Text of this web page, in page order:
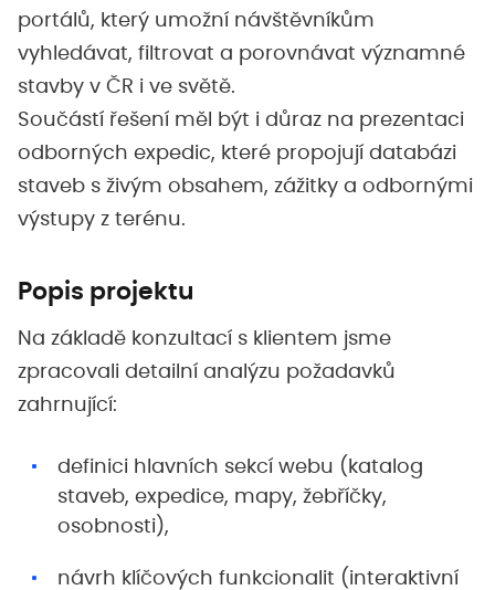
portálů, který umožní návštěvníkům
vyhledávat, filtrovat a porovnávat významné
stavby v ČR i ve světě.
Součástí řešení měl být i důraz na prezentaci
odborných expedic, které propojují databázi
staveb s živým obsahem, zážitky a odbornými
výstupy z terénu.
Popis projektu
Na základě konzultací s klientem jsme
zpracovali detailní analýzu požadavků
zahrnující:
definici hlavních sekcí webu (katalog
staveb, expedice, mapy, žebříčky,
osobnosti),
návrh klíčových funkcionalit (interaktivní